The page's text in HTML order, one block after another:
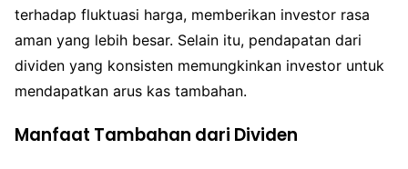
terhadap fluktuasi harga, memberikan investor rasa
aman yang lebih besar. Selain itu, pendapatan dari
dividen yang konsisten memungkinkan investor untuk
mendapatkan arus kas tambahan.
Manfaat Tambahan dari Dividen